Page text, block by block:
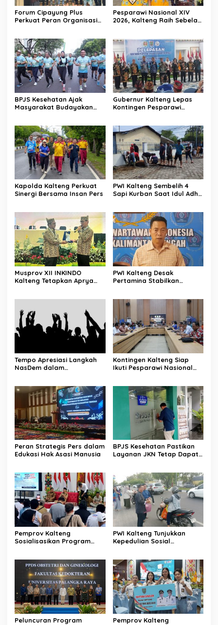
Forum Cipayung Plus
Perkuat Peran Organisasi
Mitra Kritis Pemerintah
Pesparawi Nasional XIV
2026, Kalteng Raih Sebelas
BPJS Kesehatan Ajak
Masyarakat Budayakan
Gubernur Kalteng Lepas
Kontingen Pesparawi
Kapolda Kalteng Perkuat
Sinergi Bersama Insan Pers
PWI Kalteng Sembelih 4
Sapi Kurban Saat Idul Adha
Musprov XII INKINDO
Kalteng Tetapkan Aprya
PWI Kalteng Desak
Pertamina Stabilkan
Tempo Apresiasi Langkah
NasDem dalam
Kontingen Kalteng Siap
Ikuti Pesparawi Nasional
Peran Strategis Pers dalam
Edukasi Hak Asasi Manusia
BPJS Kesehatan Pastikan
Layanan JKN Tetap Dapat
Pemprov Kalteng
Sosialisasikan Program
PWI Kalteng Tunjukkan
Kepedulian Sosial
Peluncuran Program
Pemprov Kalteng